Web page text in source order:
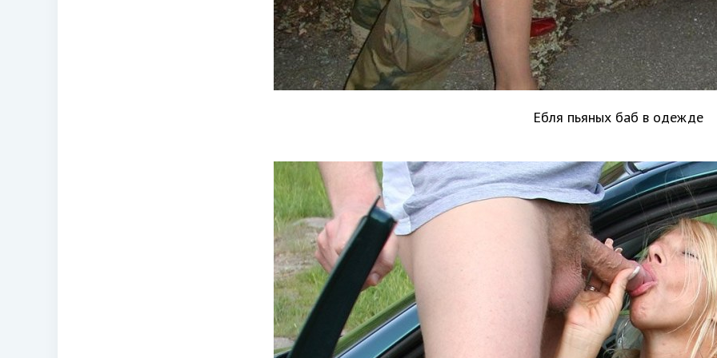
Ебля пьяных баб в одежде